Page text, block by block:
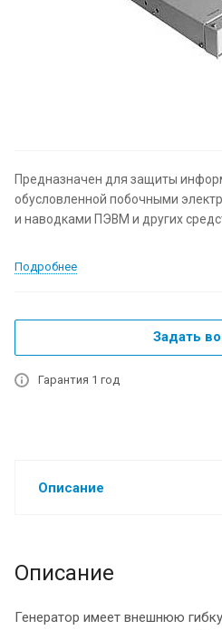
Предназначен для защиты
обусловленной побочными
и наводками ПЭВМ и других
Подробнее
Задать
Гарантия 1 год
Описание
Описание
Генератор имеет внешнюю